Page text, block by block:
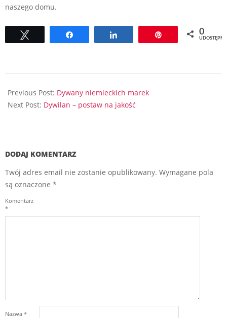
naszego domu.
Udostępnij Udostępnij Przypnij 0
05-
19
Previous Post: Dywany niemieckich marek
Next Post: Dywilan – postaw na jakość
DODAJ KOMENTARZ
Twój adres email nie zostanie opublikowany. Wymagane pola
są oznaczone *
Komentarz
*
Nazwa *